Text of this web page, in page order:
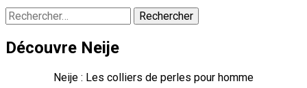
Rechercher :
Découvre Neije
Neije : Les colliers de perles pour homme